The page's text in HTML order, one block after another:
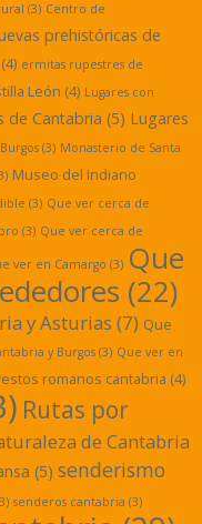
(3) Centro de
prehistóricas de
(4) ermitas rupestres de
León (4) Lugares con
de Cantabria (5) Lugares
(3) Monasterio de Santa
Museo del Indiano
(3) Que ver cerca de
(3) Que ver cerca de
ver en Camargo (3) Que
(22)
y Asturias (7) Que
y Burgos (3) Que ver en
romanos cantabria (4)
Rutas por
de Cantabria
(5) senderismo
senderos cantabria (3)